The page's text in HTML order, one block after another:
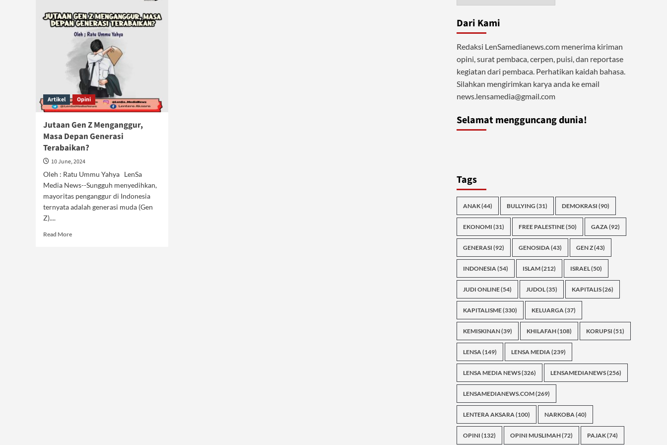
Artikel Opini
Jutaan Gen Z Menganggur,
Masa Depan Generasi
Terabaikan?
10 June, 2024
Oleh : Ratu Ummu Yahya LenSa
Media News--Sungguh menyedihkan,
mayoritas penganggur di Indonesia
ternyata adalah generasi muda (Gen
Z)....
Read MoreRead
Dari Kami
Redaksi LenSamedianews.com menerima kiriman
opini, surat pembaca, cerpen, puisi, dan reportase
kegiatan dari pembaca. Perhatikan kaidah bahasa.
Silahkan mengirimkan karya anda ke email
news.lensamedia@gmail.com
Selamat mengguncang dunia!
Tags
ANAK(44) BULLYING (31) DEMOKRASI (90)
EKONOMI (31) FREE PALESTINE(50) GAZA(92)
GENERASI (92) GENOSIDA(43) GEN Z(43)
INDONESIA(54) ISLAM(212) ISRAEL(50)
JUDI ONLINE(54) JUDOL(35) KAPITALIS(26)
KAPITALISME(330) KELUARGA(37)
KEMISKINAN(39) KHILAFAH(108) KORUPSI (51)
LENSA(149) LENSA MEDIA(239)
LENSA MEDIA NEWS(326) LENSAMEDIANEWS(256)
LENSAMEDIANEWS.COM(269)
LENTERA AKSARA(100) NARKOBA(40)
OPINI (132) OPINI MUSLIMAH(72) PAJAK(74)